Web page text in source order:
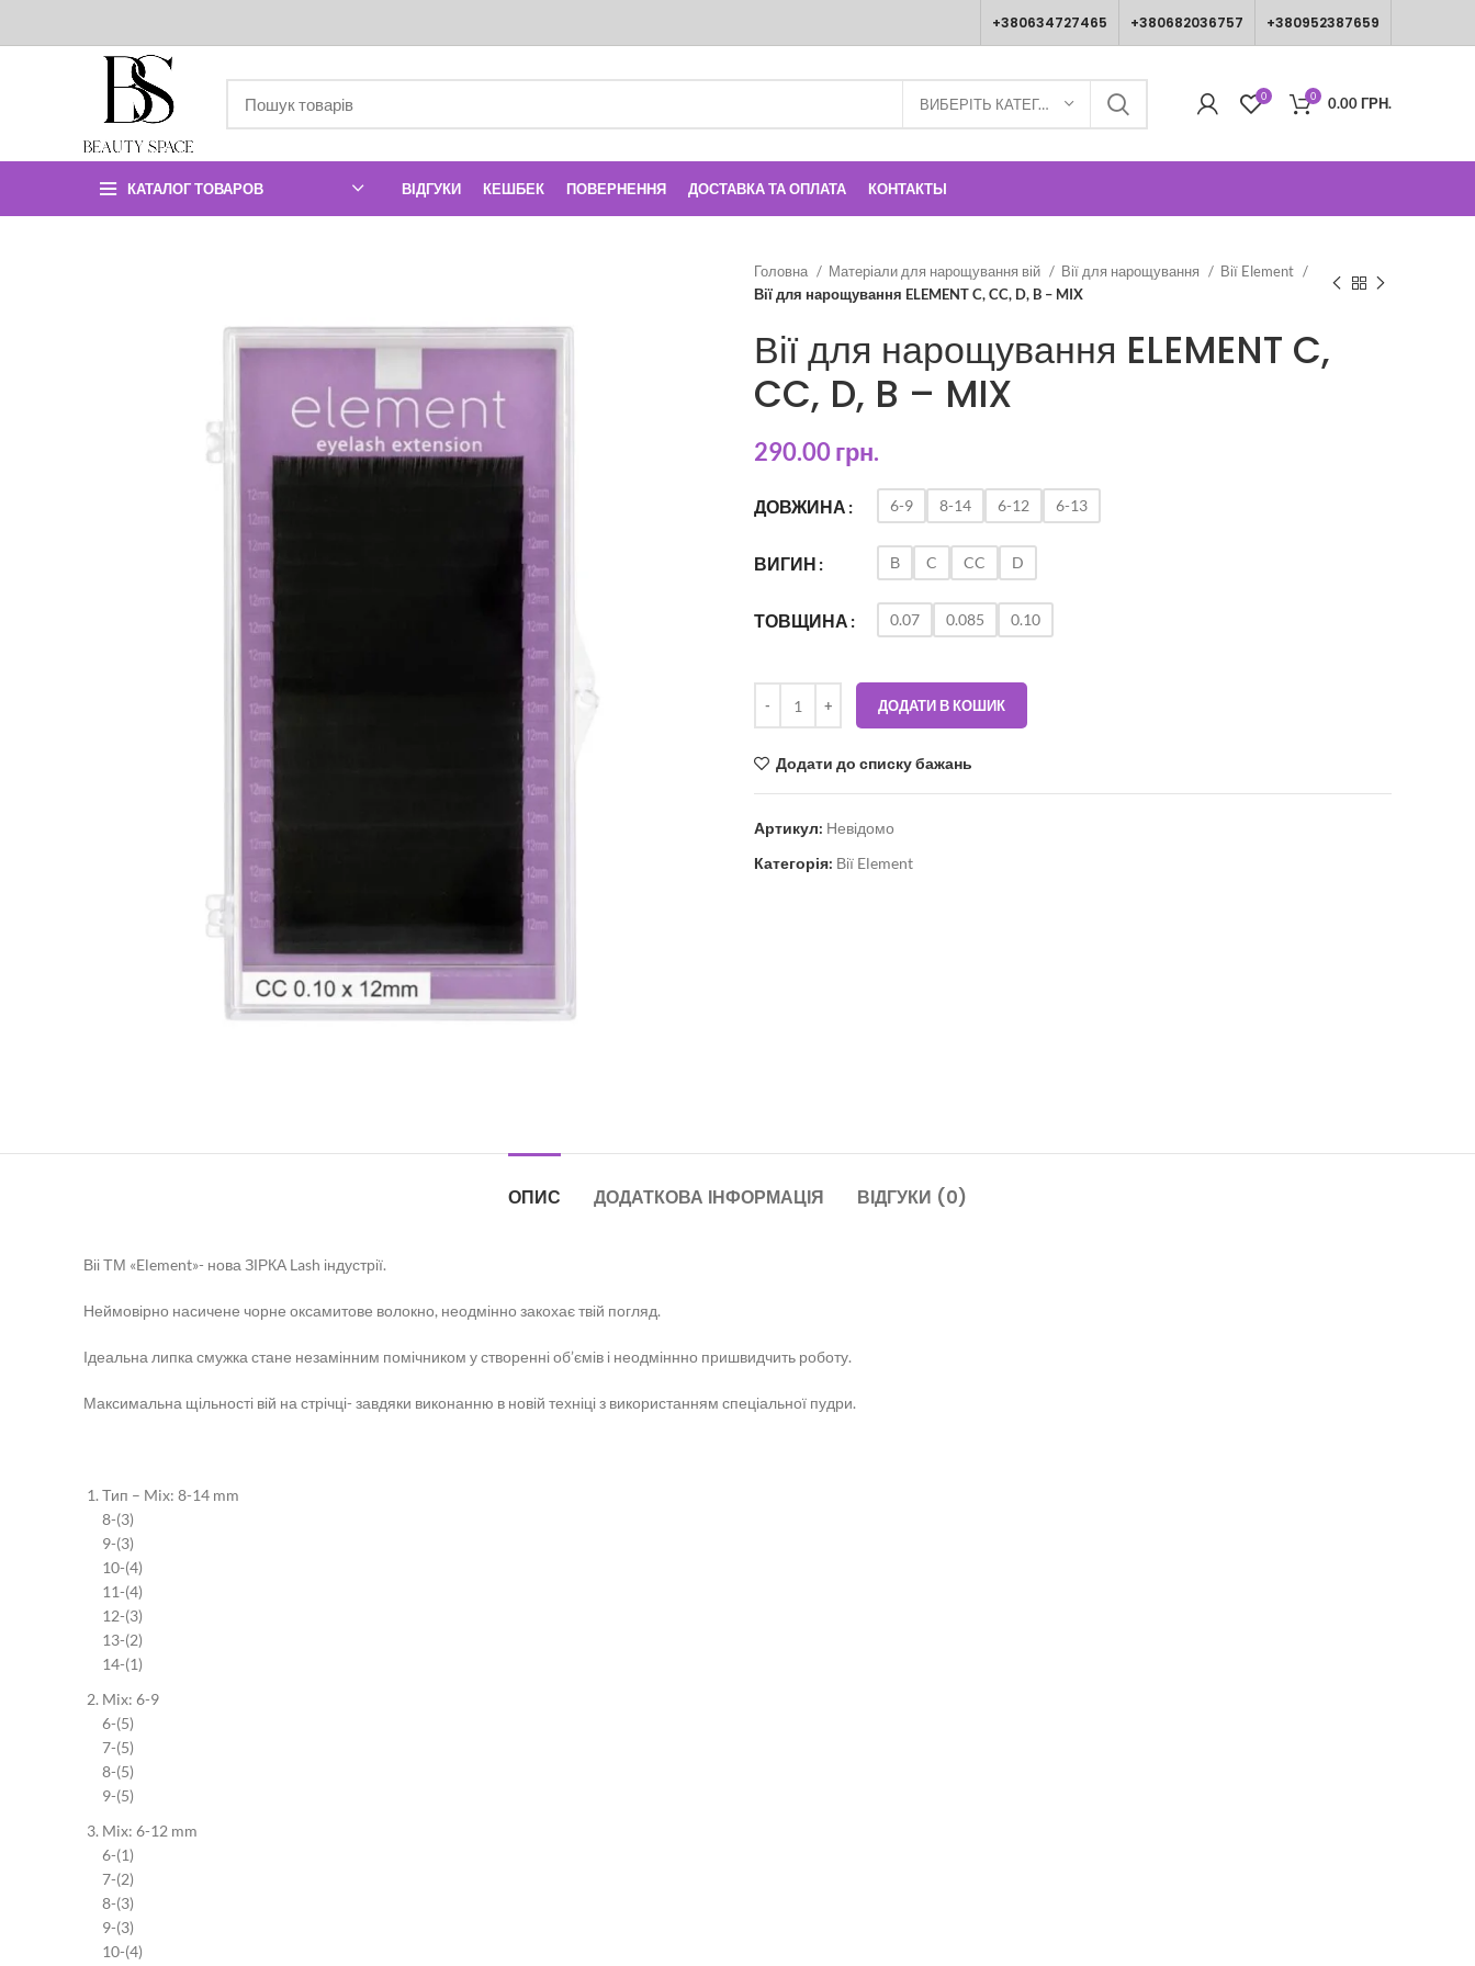
+380634727465 +380682036757 +380952387659
ВИБЕРІТЬ КАТЕГОРІЮ 0 0 0.00ГРН.
КАТАЛОГ ТОВАРОВ ВІДГУКИ КЕШБЕК ПОВЕРНЕННЯ ДОСТАВКА ТА ОПЛАТА КОНТАКТЫ
Головна Матеріали для нарощування вій Вії для нарощування
Вії Element
Вії для нарощування ELEMENT C, CC, D, B – MIX
Вії для нарощування ELEMENT C,
CC, D, B – MIX
290.00грн.
ДОВЖИНА 6-9 8-14 6-12 6-13
ВИГИН В C CC D
ТОВЩИНА 0.07 0.085 0.10
ДОДАТИ В КОШИК
Додати до списку бажань
Артикул: Невідомо
Категорія: Вії Element
ОПИС ДОДАТКОВА ІНФОРМАЦІЯ ВІДГУКИ (0)
Віі ТМ «Element»- нова ЗІРКА Lash індустрії.
Неймовірно насичене чорне оксамитове волокно, неодмінно закохає твій погляд.
Ідеальна липка смужка стане незамінним помічником у створенні об’ємів і неодміннно пришвидчить роботу.
Максимальна щільності вій на стрічці- завдяки виконанню в новій техніці з використанням спеціальної пудри.
Тип – Mix: 8-14 mm
8-(3)
9-(3)
10-(4)
11-(4)
12-(3)
13-(2)
14-(1)
Mix: 6-9
6-(5)
7-(5)
8-(5)
9-(5)
Mix: 6-12 mm
6-(1)
7-(2)
8-(3)
9-(3)
10-(4)